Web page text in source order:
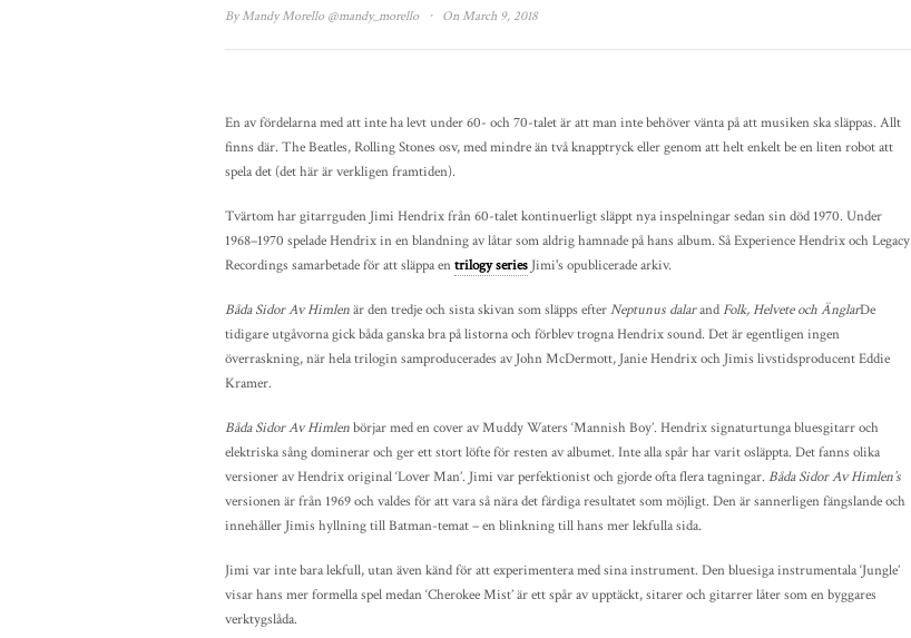
ByMandy Morello @mandy_morello · On March 9, 2018
En av fördelarna med att inte ha levt under 60- och 70-talet är att man inte behöver vänta på att musiken ska släppas. Allt
finns där. The Beatles, Rolling Stones osv, med mindre än två knapptryck eller genom att helt enkelt be en liten robot att
spela det (det här är verkligen framtiden).
Tvärtom har gitarrguden Jimi Hendrix från 60-talet kontinuerligt släppt nya inspelningar sedan sin död 1970. Under
1968–1970 spelade Hendrix in en blandning av låtar som aldrig hamnade på hans album. Så Experience Hendrix och Legacy
Recordings samarbetade för att släppa entrilogy series Jimi's opublicerade arkiv.
Båda Sidor Av Himlenär den tredje och sista skivan som släpps efterNeptunus dalarandFolk, Helvete och ÄnglarDe
tidigare utgåvorna gick båda ganska bra på listorna och förblev trogna Hendrix sound. Det är egentligen ingen
överraskning, när hela trilogin samproducerades av John McDermott, Janie Hendrix och Jimis livstidsproducent Eddie
Kramer.
Båda Sidor Av Himlenbörjar med en cover av Muddy Waters ‘Mannish Boy’. Hendrix signaturtunga bluesgitarr och
elektriska sång dominerar och ger ett stort löfte för resten av albumet. Inte alla spår har varit osläppta. Det fanns olika
versioner av Hendrix original ‘Lover Man’. Jimi var perfektionist och gjorde ofta flera tagningar. Båda Sidor Av Himlen’s
versionen är från 1969 och valdes för att vara så nära det färdiga resultatet som möjligt. Den är sannerligen fängslande och
innehåller Jimis hyllning till Batman-temat – en blinkning till hans mer lekfulla sida.
Jimi var inte bara lekfull, utan även känd för att experimentera med sina instrument. Den bluesiga instrumentala ‘Jungle’
visar hans mer formella spel medan ‘Cherokee Mist’ är ett spår av upptäckt, sitarer och gitarrer låter som en byggares
verktygslåda.